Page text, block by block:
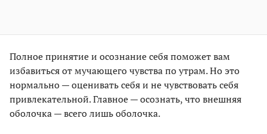
Полное принятие и осознание себя поможет вам
избавиться от мучающего чувства по утрам. Но это
нормально — оценивать себя и не чувствовать себя
привлекательной. Главное — осознать, что внешняя
оболочка — всего лишь оболочка.